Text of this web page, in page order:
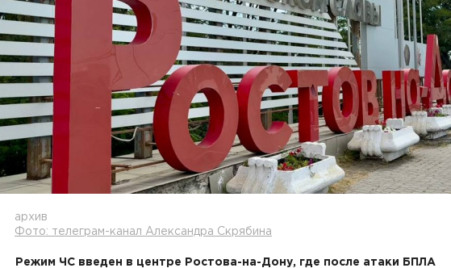
архив
Фото: телеграм-канал Александра Скрябина
Режим ЧС введен в центре Ростова-на-Дону, где после атаки БПЛА